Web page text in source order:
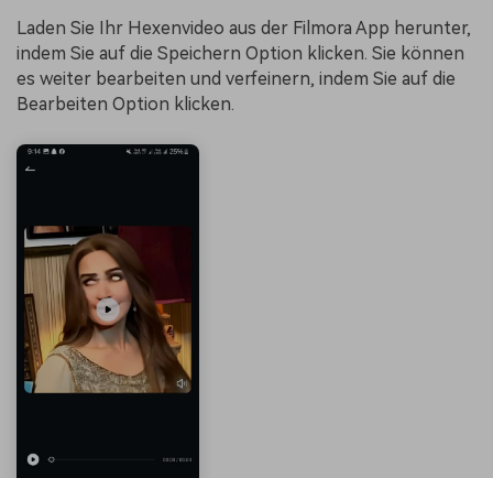
Laden Sie Ihr Hexenvideo aus der Filmora App herunter,
indem Sie auf die Speichern Option klicken. Sie können
es weiter bearbeiten und verfeinern, indem Sie auf die
Bearbeiten Option klicken.